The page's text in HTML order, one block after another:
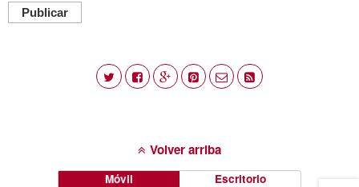
Publicar
Volver arriba
Móvil Escritorio